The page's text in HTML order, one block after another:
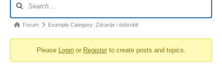
Forum Example Category: Zdravlje i dobrobit
Please Loginor Registerto create posts and topics.